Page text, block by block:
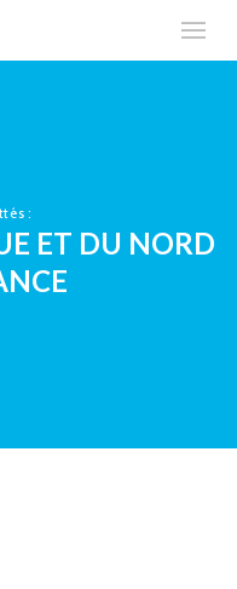
:
ET DU NORD